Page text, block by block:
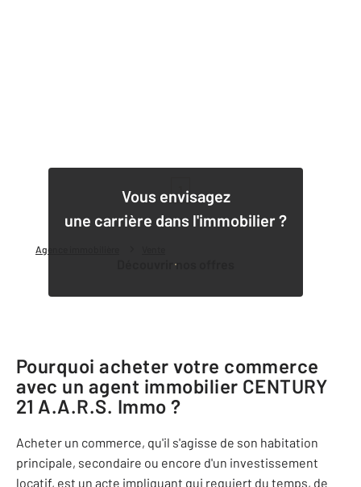
Agence immobilière
Vous envisagez
une carrière dans l'immobilier ?
Découvrir nos offres
Pourquoi acheter votre commerce
avec un agent immobilier CENTURY
21 A.A.R.S. Immo ?
Acheter un commerce, qu'il s'agisse de son habitation
principale, secondaire ou encore d'un investissement
locatif, est un acte impliquant qui requiert du temps, de